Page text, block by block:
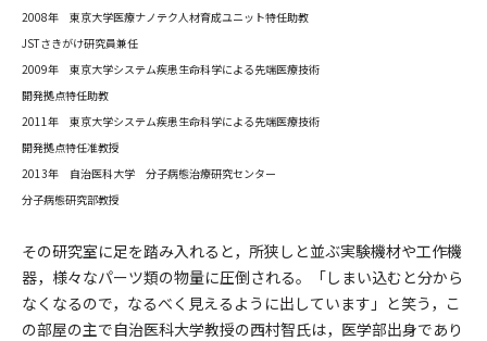
2008年 東京大学医療ナノテク人材育成ユニット特任助教
JSTさきがけ研究員兼任
2009年 東京大学システム疾患生命科学による先端医療技術
開発拠点特任助教
2011年 東京大学システム疾患生命科学による先端医療技術
開発拠点特任准教授
2013年 自治医科大学 分子病態治療研究センター
分子病態研究部教授
その研究室に足を踏み入れると，所狭しと並ぶ実験機材や工作機
器，様々なパーツ類の物量に圧倒される。「しまい込むと分から
なくなるので，なるべく見えるように出しています」と笑う，こ
の部屋の主で自治医科大学教授の西村智氏は，医学部出身であり